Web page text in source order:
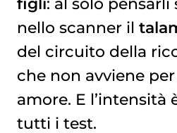
figli: al solo pensarli
nello scanner il
del circuito della
che non avviene
amore. E l’intensità
tutti i test.